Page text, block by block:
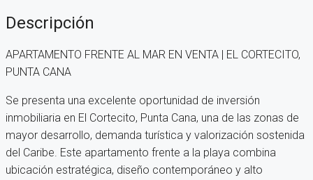
Descripción
APARTAMENTO FRENTE AL MAR EN VENTA | EL CORTECITO,
PUNTA CANA
Se presenta una excelente oportunidad de inversión
inmobiliaria en El Cortecito, Punta Cana, una de las zonas de
mayor desarrollo, demanda turística y valorización sostenida
del Caribe. Este apartamento frente a la playa combina
ubicación estratégica, diseño contemporáneo y alto